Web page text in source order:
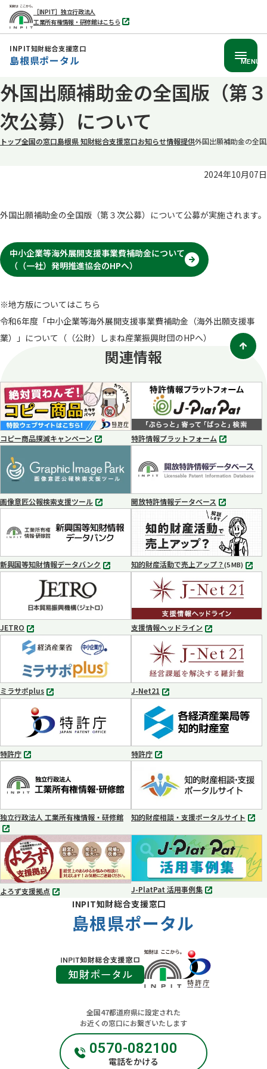
本
文
へ
移
［INPIT］独立行政法人
工業所有権情報・研修館はこちら
別
タ
INPIT知財総合支援窓口
島根県ポータル MENU
外国出願補助金の全国版（第３
次公募）について
トップ全国の窓口島根県 知財総合支援窓口お知らせ情報提供外国出願補助金の全
2024年10月07日
外国出願補助金の全国版（第３次公募）について公募が実施されます。
中小企業等海外展開支援事業費補助金について
（（一社）発明推進協会のHPへ）
別
タ
※地方版についてはこちら
令和6年度「中小企業等海外展開支援事業費補助金（海外出願支援事
業）」について（（公財）しまね産業振興財団のHPへ）
関連情報
コピー商品撲滅キャンペーン
別
で
開
く
特許情報プラットフォーム
別
ブ
で
く
画像意匠公報検索支援ツール
別
ブ
で
く
開放特許情報データベース
別
タ
ブ
で
開
く
新興国等知財情報データバンク
別
開
く
知的財産活動で売上アップ？(5 MB) MP4
JETRO
別
タ
ブ
で
開
く
支援情報ヘッドライン
別
タ
ブ
で
開
く
ミラサポplus
別
ブ
で
開
く
J-Net21
別
タ
ブ
で
開
く
特許庁
別
ブ
で
く
特許庁
別
ブ
で
開
く
独立行政法人 工業所有権情報・研修館
別
タ
ブ
で
知的財産相談・支援ポータルサイト
別
タ
開
く
よろず支援拠点
別
J-PlatPat 活用事例集
別
INPIT知財総合支援窓口
島根県ポータル
全国47都道府県に設定された
お近くの窓口にお繋ぎいたします
0570-082100
電話をかける